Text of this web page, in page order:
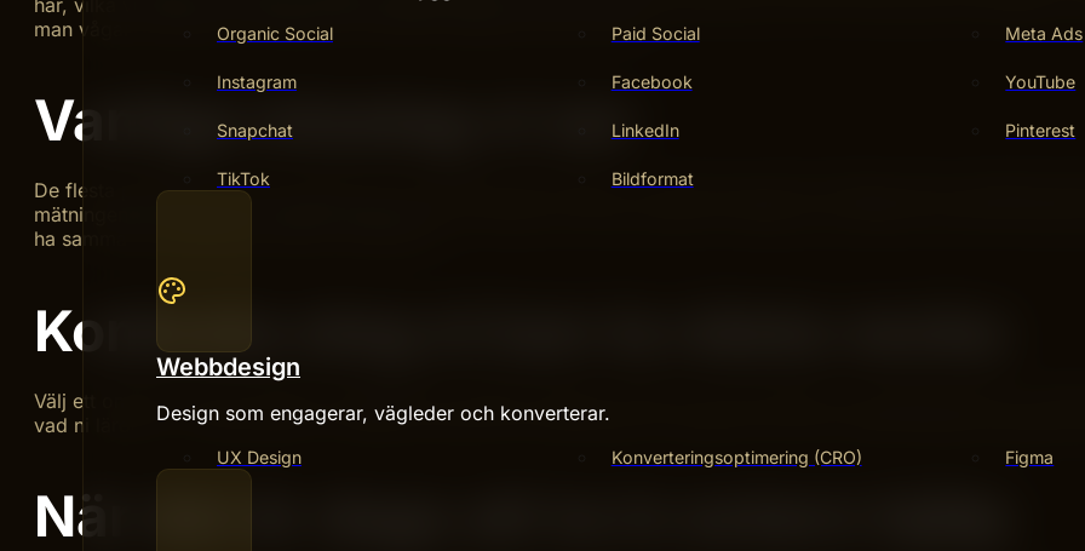
Organic Social Paid Social Meta Ads
Instagram Facebook YouTube
Snapchat LinkedIn Pinterest
TikTok Bildformat
Webbdesign
Design som engagerar, vägleder och konverterar.
UX Design Konverteringsoptimering (CRO) Figma
man vågar prioritera bort sådant som känns viktigt men inte är det.
Vanliga misstag vi ser
De flesta problem vi möter handlar inte om att man gör fel saker – utan att man gör för många saker samtidigt.
mätningen blir otydlig och ingen insats hinner ge utslag. Ett annat klassiskt misstag är att kopiera vad större aktörer
ha samma förutsättningar bakom kulisserna.
Konkreta steg ni kan ta nästa vecka
Välj ett område, sätt en hypotes, definiera vad ”bättre” betyder i siffror och ge insatsen en realistisk tidsram. Logga
vad ni lärde er – oavsett utfall. Tre sådana cykler per kvartal flyttar er längre än en stor omtag-strategi en gång om
När det är dags att ta in extern hjälp